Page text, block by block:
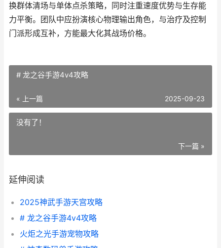
换群体清场与单体点杀策略，同时注重速度优势与生存能
力平衡。团队中应扮演核心物理输出角色，与治疗及控制
门派形成互补，方能最大化其战场价格。
# 龙之谷手游4v4攻略
« 上一篇 2025-09-23
没有了！
下一篇 »
延伸阅读
2025神武手游天宫攻略
# 龙之谷手游4v4攻略
火炬之光手游宠物攻略